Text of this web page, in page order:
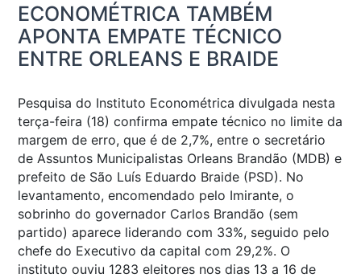
ECONOMÉTRICA TAMBÉM
APONTA EMPATE TÉCNICO
ENTRE ORLEANS E BRAIDE
Pesquisa do Instituto Econométrica divulgada nesta
terça-feira (18) confirma empate técnico no limite da
margem de erro, que é de 2,7%, entre o secretário
de Assuntos Municipalistas Orleans Brandão (MDB) e
prefeito de São Luís Eduardo Braide (PSD). No
levantamento, encomendado pelo Imirante, o
sobrinho do governador Carlos Brandão (sem
partido) aparece liderando com 33%, seguido pelo
chefe do Executivo da capital com 29,2%. O
instituto ouviu 1283 eleitores nos dias 13 a 16 de